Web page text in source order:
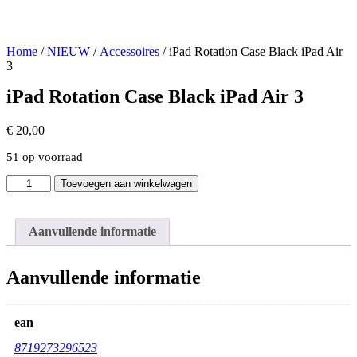
Home /NIEUW / Accessoires / iPad Rotation Case Black iPad Air
3
iPad Rotation Case Black iPad Air 3
€ 20,00
51 op voorraad
iPad
Rotation
Black
3
aantal
Toevoegen aan winkelwagen
Aanvullende informatie
Aanvullende informatie
ean
8719273296523